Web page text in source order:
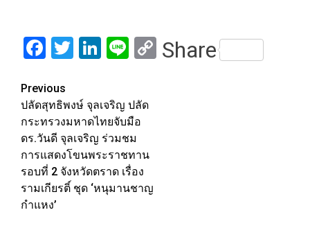
Facebook
Twitter
LinkedIn
LineCopy
Share
Post
navigation
Previous
ปลัดสุทธิพงษ์ จุลเจริญ ปลัด
กระทรวงมหาดไทยจับมือ
ดร.วันดี จุลเจริญ ร่วมชม
การแสดงโขนพระราชทาน
รอบที่ 2 จังหวัดตราด เรื่อง
รามเกียรติ์ ชุด ‘หนุมานชาญ
กำแหง’